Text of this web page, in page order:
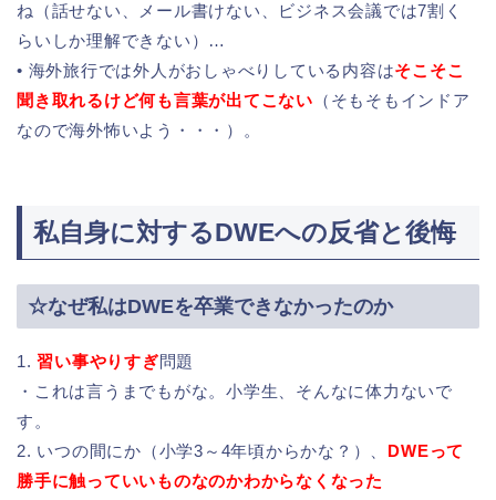
ね（話せない、メール書けない、ビジネス会議では7割く
らいしか理解できない）…
• 海外旅行では外人がおしゃべりしている内容はそこそこ
聞き取れるけど何も言葉が出てこない （そもそもインドア
なので海外怖いよう・・・）。
私自身に対するDWEへの反省と後悔
☆なぜ私はDWEを卒業できなかったのか
1.習い事やりすぎ問題
・これは言うまでもがな。小学生、そんなに体力ないで
す。
2. いつの間にか（小学3～4年頃からかな？）、 DWEって
勝手に触っていいものなのかわからなくなった